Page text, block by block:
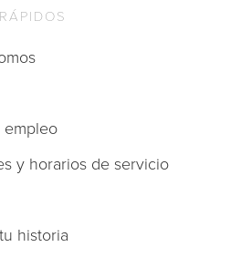
empleo
y horarios de servicio
historia